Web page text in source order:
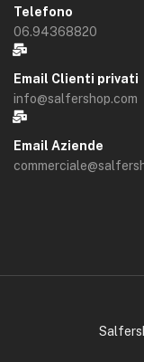
Telefono
06.94368820
Email Clienti privati
info@salfershop.com
Email Aziende